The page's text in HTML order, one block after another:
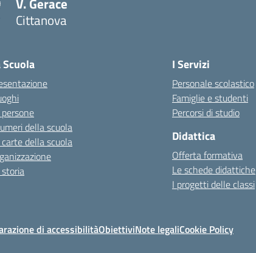
Cittanova
Scuola
della scuola
carte della scuola
I Servizi
Personale scolastico
Famiglie e studenti
Percorsi di studio
Didattica
Offerta formativa
Le schede didattiche
I progetti delle classi
di accessibilitàObiettiviNote legaliCookie Policy